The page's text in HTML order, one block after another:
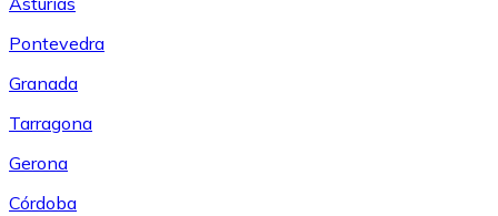
Pontevedra
Granada
Tarragona
Gerona
Córdoba